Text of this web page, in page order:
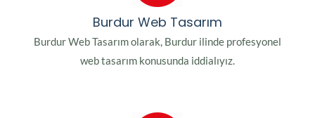
Burdur Web Tasarım
Burdur Web Tasarım olarak, Burdur ilinde profesyonel
web tasarım konusunda iddialıyız.